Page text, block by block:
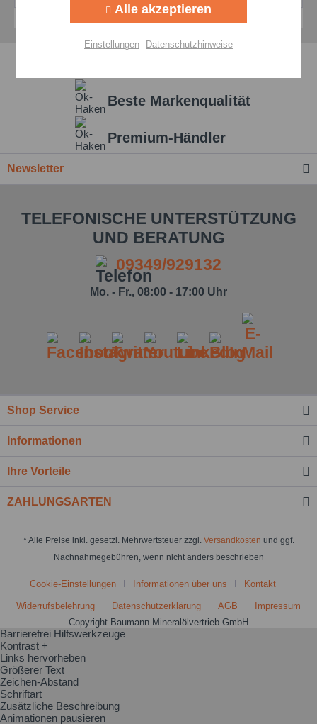
Beste Markenqualität
Premium-Händler
Newsletter
TELEFONISCHE UNTERSTÜTZUNG
UND BERATUNG
09349/929132
Mo. - Fr., 08:00 - 17:00 Uhr
Shop Service
Informationen
Ihre Vorteile
ZAHLUNGSARTEN
* Alle Preise inkl. gesetzl. Mehrwertsteuer zzgl. Versandkosten und ggf.
Nachnahmegebühren, wenn nicht anders beschrieben
Cookie-Einstellungen Informationen über uns Kontakt
Widerrufsbelehrung Datenschutzerklärung AGB
Impressum
Copyright Baumann Mineralölvertrieb GmbH
Personalisierung Aktiv
Einstellungen speichern
Alle akzeptieren
Einstellungen Datenschutzhinweise
Barrierefrei Hilfswerkzeuge
Kontrast +
Links hervorheben
Größerer Text
Zeichen-Abstand
Schriftart
Zusätzliche Beschreibung
Animationen pausieren